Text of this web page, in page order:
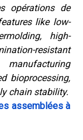
opérations de
like low-
high-
resistant
bioprocessing,
chain stability.
assemblées à